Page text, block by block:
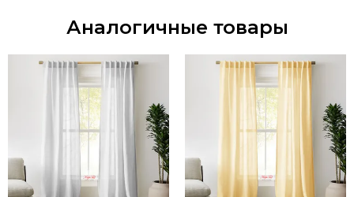
Аналогичные товары